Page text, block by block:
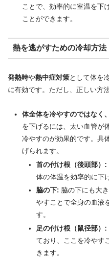
ことで、効率的に室温を下
ことができます。
熱を逃がすための冷却方法
発熱時や熱中症対策として体を
に有効です。ただし、正しい方
体全体を冷やすのではなく
を下げるには、太い血管が
冷やすのが効果的です。具
げられます。
首の付け根（後頭部）:
体の体温を効率的に下
脇の下: 脇の下にも大
やすことで全身の血液
す。
足の付け根（鼠径部）:
ており、ここを冷やす
きます。